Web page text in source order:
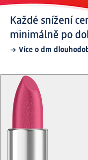
Každé snížení
minimálně po
Více o dm